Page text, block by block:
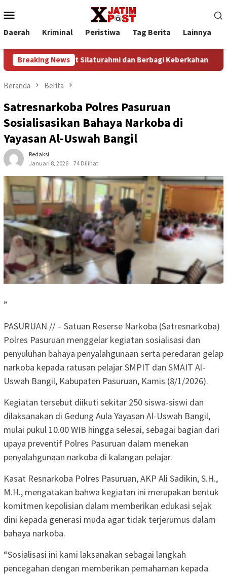
ke
kontenMobile
Daerah Kriminal Peristiwa Tag Berita Lainnya
Breaking News
Pererat Silaturahmi dan Berbagi Keberkahan Lepas
Beranda Berita
Satresnarkoba Polres Pasuruan
Sosialisasikan Bahaya Narkoba di
Yayasan Al-Uswah Bangil
Redaksi
Januari 8, 2026
74 Dilihat
”
PASURUAN // – Satuan Reserse Narkoba (Satresnarkoba)
Polres Pasuruan menggelar kegiatan sosialisasi dan
penyuluhan bahaya penyalahgunaan serta peredaran gelap
narkoba kepada ratusan pelajar SMPIT dan SMAIT Al-
Uswah Bangil, Kabupaten Pasuruan, Kamis (8/1/2026).
Kegiatan tersebut diikuti sekitar 250 siswa-siswi dan
dilaksanakan di Gedung Aula Yayasan Al-Uswah Bangil,
mulai pukul 10.00 WIB hingga selesai, sebagai bagian dari
upaya preventif Polres Pasuruan dalam menekan
penyalahgunaan narkoba di kalangan pelajar.
Kasat Resnarkoba Polres Pasuruan, AKP Ali Sadikin, S.H.,
M.H., mengatakan bahwa kegiatan ini merupakan bentuk
komitmen kepolisian dalam memberikan edukasi sejak
dini kepada generasi muda agar tidak terjerumus dalam
bahaya narkoba.
“Sosialisasi ini kami laksanakan sebagai langkah
pencegahan dengan memberikan pemahaman kepada